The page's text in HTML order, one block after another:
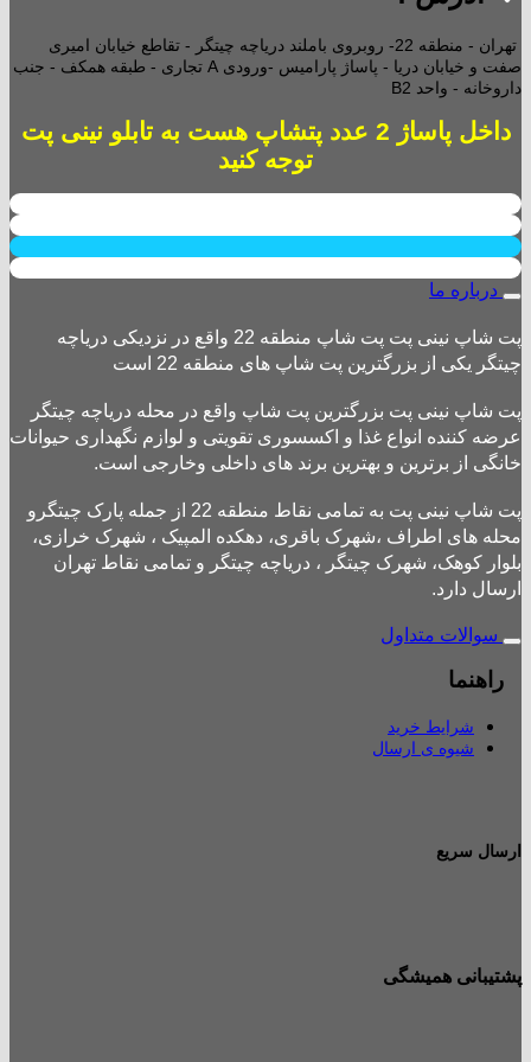
تهران - منطقه 22- روبروی باملند دریاچه چیتگر - تقاطع خیابان امیری
صفت و خیابان دریا - پاساژ پارامیس -ورودی A تجاری -
طبقه همکف - جنب
داروخانه - واحد B2
داخل پاساژ 2 عدد پتشاپ هست به تابلو نینی پت
توجه کنید
درباره ما
پت شاپ نینی پت پت شاپ منطقه 22 واقع در نزدیکی دریاچه
چیتگر یکی از بزرگترین پت شاپ های منطقه 22 است
پت شاپ نینی پت بزرگترین پت شاپ واقع در محله دریاچه چیتگر
عرضه کننده انواع غذا و اکسسوری تقویتی و لوازم نگهداری حیوانات
خانگی از برترین و بهترین برند های داخلی وخارجی است.
پت شاپ نینی پت به تمامی نقاط منطقه 22 از جمله پارک چیتگرو
محله های اطراف ،شهرک باقری، دهکده المپیک ، شهرک خرازی،
بلوار کوهک، شهرک چیتگر ، دریاچه چیتگر و تمامی نقاط تهران
ارسال دارد.
سوالات متداول
راهنما
شرایط خرید
شیوه ی ارسال
ارسال سریع
پشتیبانی همیشگی